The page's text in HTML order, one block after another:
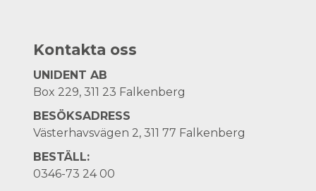
Kontakta oss
UNIDENT AB
Box 229, 311 23 Falkenberg
BESÖKSADRESS
Västerhavsvägen 2, 311 77 Falkenberg
BESTÄLL:
0346-73 24 00